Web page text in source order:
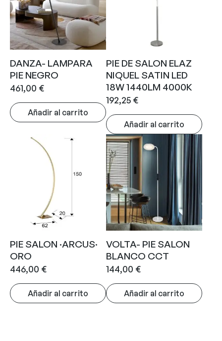
DANZA- LAMPARA
PIE NEGRO
461,00 €
Añadir al carrito
PIE DE SALON ELAZ
NIQUEL SATIN LED
18W 1440LM 4000K
192,25 €
Añadir al carrito
PIE SALON ·ARCUS·
ORO
446,00 €
Añadir al carrito
VOLTA- PIE SALON
BLANCO CCT
144,00 €
Añadir al carrito